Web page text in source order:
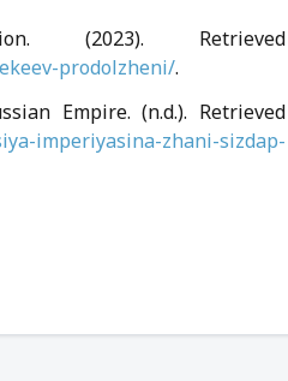
(2023). Retrieved
prodolzheni/.
Empire. (n.d.). Retrieved
imperiyasina-zhani-sizdap-